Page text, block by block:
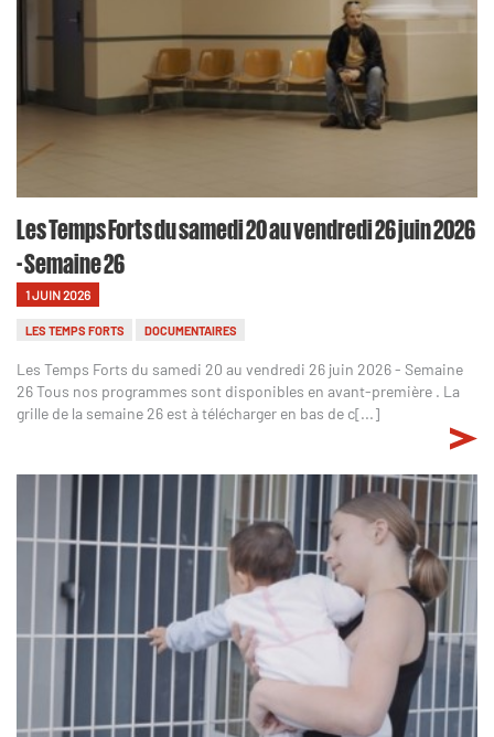
Les Temps Forts du samedi 20 au vendredi 26 juin 2026
- Semaine 26
1 JUIN 2026
LES TEMPS FORTS DOCUMENTAIRES
Les Temps Forts du samedi 20 au vendredi 26 juin 2026 - Semaine
26 Tous nos programmes sont disponibles en avant-première . La
grille de la semaine 26 est à télécharger en bas de c[...]